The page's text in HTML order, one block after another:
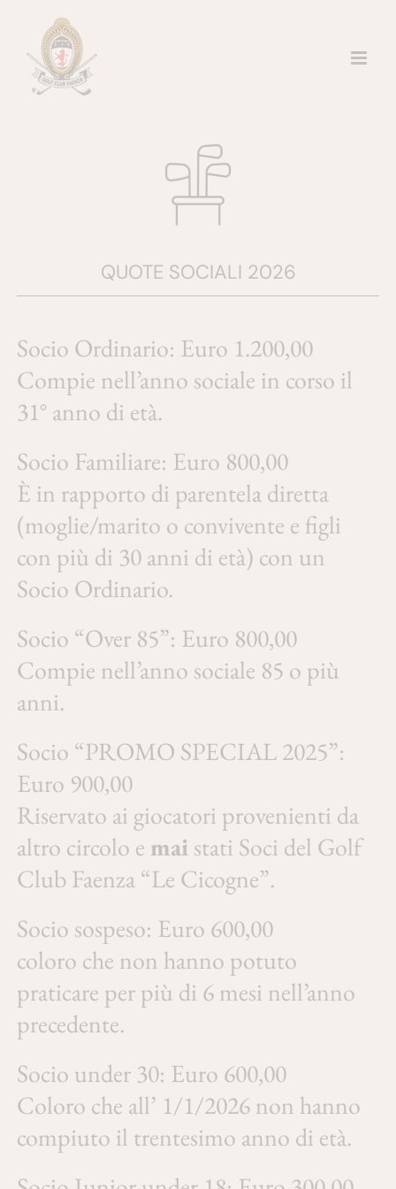
contenuto
QUOTE SOCIALI 2026
Socio Ordinario: Euro 1.200,00
Compie nell’anno sociale in corso il
31° anno di età.
Socio Familiare: Euro 800,00
È in rapporto di parentela diretta
(moglie/marito o convivente e figli
con più di 30 anni di età) con un
Socio Ordinario.
Socio “Over 85”: Euro 800,00
Compie nell’anno sociale 85 o più
anni.
Socio “PROMO SPECIAL 2025”:
Euro 900,00
Riservato ai giocatori provenienti da
altro circolo e maistati Soci del Golf
Club Faenza “Le Cicogne”.
Socio sospeso: Euro 600,00
coloro che non hanno potuto
praticare per più di 6 mesi nell’anno
precedente.
Socio under 30: Euro 600,00
Coloro che all’ 1/1/2026 non hanno
compiuto il trentesimo anno di età.